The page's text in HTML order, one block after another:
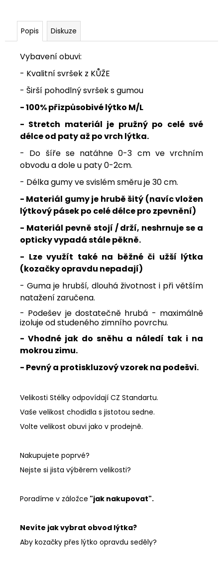
Popis Diskuze
Vybavení obuvi:
- Kvalitní svršek z KŮŽE
- Širší pohodlný svršek s gumou
-100% přizpůsobivé lýtko M/L
- Stretch materiál je pružný po celé své
délce od paty až po vrch lýtka.
- Do šíře se natáhne 0-3 cm ve vrchním
obvodu a dole u paty 0-2cm.
- Délka gumy ve svislém směru je 30 cm.
- Materiál gumy je hrubě šitý (navíc vložen
lýtkový pásek po celé délce pro zpevnění)
- Materiál pevně stojí / drží, neshrnuje se a
opticky vypadá stále pěkně.
- Lze využít také na běžné či užší lýtka
(kozačky opravdu nepadají)
- Guma je hrubší, dlouhá životnost i při větším
natažení zaručena.
- Podešev je dostatečně hrubá - maximálně
izoluje od studeného zimního povrchu.
- Vhodné jak do sněhu a náledí tak i na
mokrou zimu.
- Pevný a protiskluzový vzorek na podešvi.
Velikosti Stélky odpovídají CZ Standartu.
Vaše velikost chodidla s jistotou sedne.
Volte velikost obuvi jako v prodejně.
Nakupujete poprvé?
Nejste si jista výběrem velikosti?
Poradíme v záložce "jak nakupovat".
Nevíte jak vybrat obvod lýtka?
Aby kozačky přes lýtko opravdu seděly?